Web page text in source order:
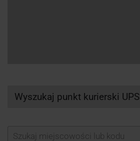
Wyszukaj punkt kurierski UPS